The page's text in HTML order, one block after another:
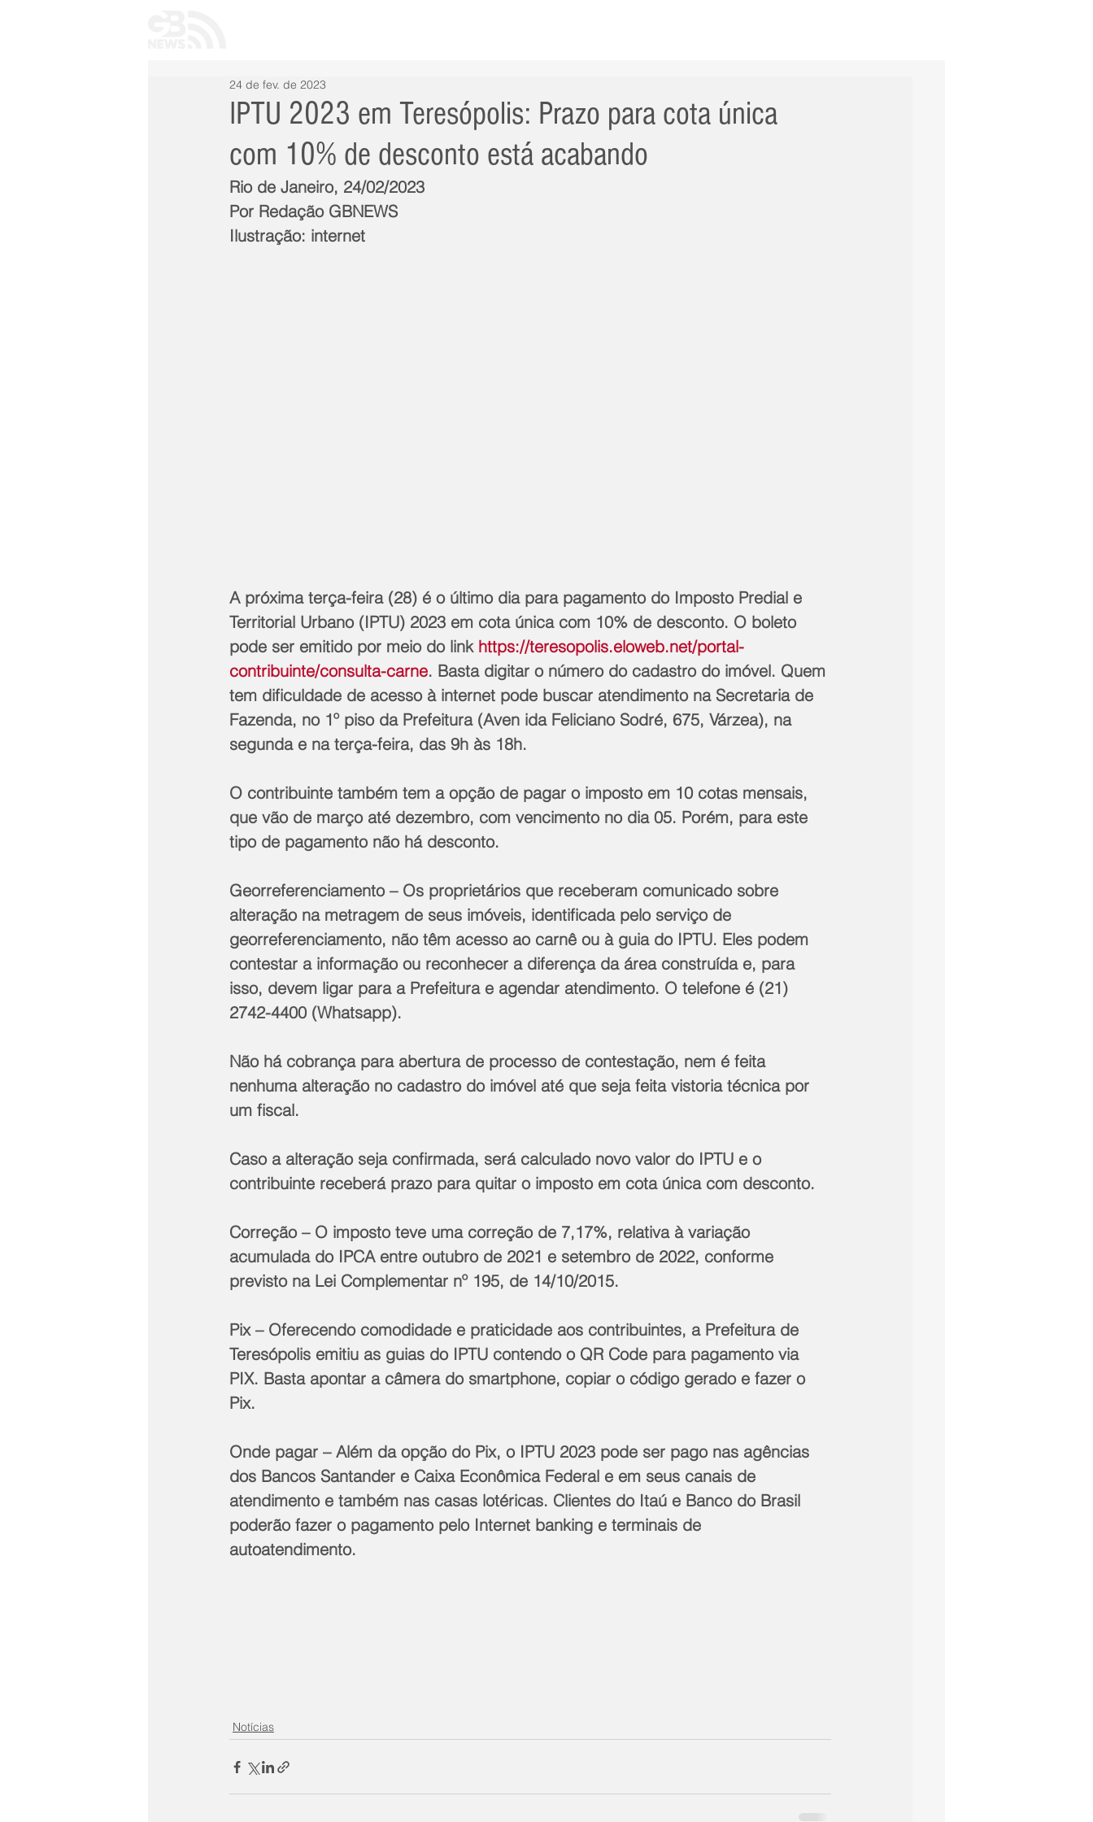
IPTU 2023 em Teresópolis: Prazo para cota única
com 10% de desconto está acabando
24 de fev. de 2023
Rio de Janeiro, 24/02/2023
Por Redação GBNEWS
Ilustração: internet
A próxima terça-feira (28) é o último dia para pagamento do Imposto Predial e
Territorial Urbano (IPTU) 2023 em cota única com 10% de desconto. O boleto
pode ser emitido por meio do link https://teresopolis.eloweb.net/portal-
contribuinte/consulta-carne. Basta digitar o número do cadastro do imóvel. Quem
tem dificuldade de acesso à internet pode buscar atendimento na Secretaria de
Fazenda, no 1º piso da Prefeitura (Aven ida Feliciano Sodré, 675, Várzea), na
segunda e na terça-feira, das 9h às 18h.
O contribuinte também tem a opção de pagar o imposto em 10 cotas mensais,
que vão de março até dezembro, com vencimento no dia 05. Porém, para este
tipo de pagamento não há desconto.
Georreferenciamento – Os proprietários que receberam comunicado sobre
alteração na metragem de seus imóveis, identificada pelo serviço de
georreferenciamento, não têm acesso ao carnê ou à guia do IPTU. Eles podem
contestar a informação ou reconhecer a diferença da área construída e, para
isso, devem ligar para a Prefeitura e agendar atendimento. O telefone é (21)
2742-4400 (Whatsapp).
Não há cobrança para abertura de processo de contestação, nem é feita
nenhuma alteração no cadastro do imóvel até que seja feita vistoria técnica por
um fiscal.
Caso a alteração seja confirmada, será calculado novo valor do IPTU e o
contribuinte receberá prazo para quitar o imposto em cota única com desconto.
Correção – O imposto teve uma correção de 7,17%, relativa à variação
acumulada do IPCA entre outubro de 2021 e setembro de 2022, conforme
previsto na Lei Complementar nº 195, de 14/10/2015.
Pix – Oferecendo comodidade e praticidade aos contribuintes, a Prefeitura de
Teresópolis emitiu as guias do IPTU contendo o QR Code para pagamento via
PIX. Basta apontar a câmera do smartphone, copiar o código gerado e fazer o
Pix.
Onde pagar – Além da opção do Pix, o IPTU 2023 pode ser pago nas agências
dos Bancos Santander e Caixa Econômica Federal e em seus canais de
atendimento e também nas casas lotéricas. Clientes do Itaú e Banco do Brasil
poderão fazer o pagamento pelo Internet banking e terminais de
autoatendimento.
Notícias